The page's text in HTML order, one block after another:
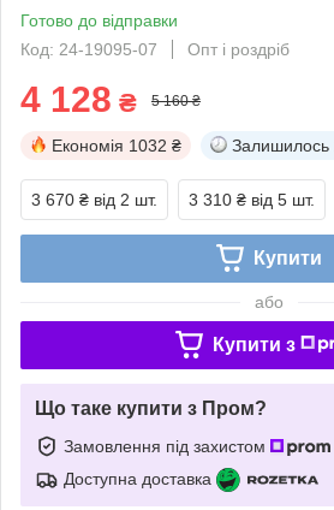
Готово до відправки
Код: 24-19095-07
Опт і роздріб
4 128 ₴ 5 160 ₴
Економія 1032 ₴ Залишилось
3 670 ₴ від 2 шт. 3 310 ₴ від 5 шт.
Купити
або
Купити з
Що таке купити з Пром?
Замовлення під захистом
Доступна доставка